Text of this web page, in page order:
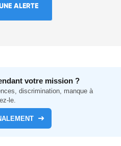
ALERTE
votre mission ?
discrimination, manque à
le.